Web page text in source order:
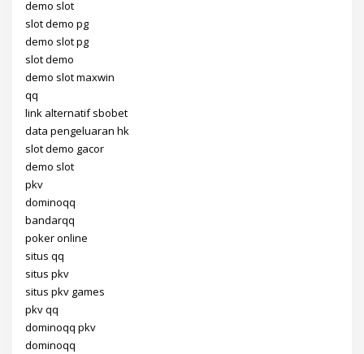
demo slot
slot demo pg
demo slot pg
slot demo
demo slot maxwin
qq
link alternatif sbobet
data pengeluaran hk
slot demo gacor
demo slot
pkv
dominoqq
bandarqq
poker online
situs qq
situs pkv
situs pkv games
pkv qq
dominoqq pkv
dominoqq